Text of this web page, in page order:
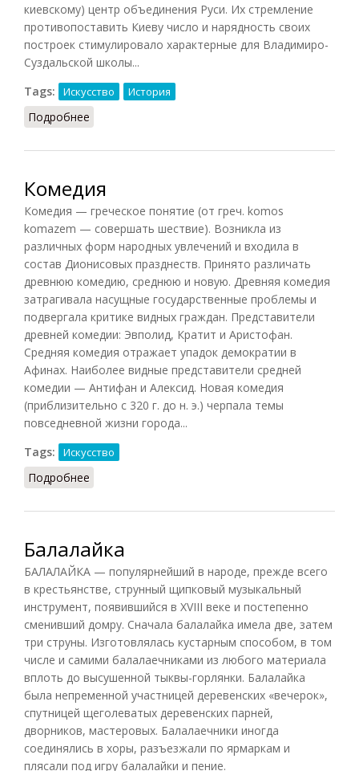
киевскому) центр объединения Руси. Их стремление
противопоставить Киеву число и нарядность своих
построек стимулировало характерные для Владимиро-
Суздальской школы...
Tags:
Искусство История
Подробнее
Комедия
Комедия — греческое понятие (от греч. komos
komazem — совершать шествие). Возникла из
различных форм народных увлечений и входила в
состав Дионисовых празднеств. Принято различать
древнюю комедию, среднюю и новую. Древняя комедия
затрагивала насущные государственные проблемы и
подвергала критике видных граждан. Представители
древней комедии: Эвполид, Кратит и Аристофан.
Средняя комедия отражает упадок демократии в
Афинах. Наиболее видные представители средней
комедии — Антифан и Алексид. Новая комедия
(приблизительно с 320 г. до н. э.) черпала темы
повседневной жизни города...
Tags:
Искусство
Подробнее
Балалайка
БАЛАЛАЙКА — популярнейший в народе, прежде всего
в крестьянстве, струнный щипковый музыкальный
инструмент, появившийся в XVIII веке и постепенно
сменивший домру. Сначала балалайка имела две, затем
три струны. Изготовлялась кустарным способом, в том
числе и самими балалаечниками из любого материала
вплоть до высушенной тыквы-горлянки. Балалайка
была непременной участницей деревенских «вечерок»,
спутницей щеголеватых деревенских парней,
дворников, мастеровых. Балалаечники иногда
соединялись в хоры, разъезжали по ярмаркам и
плясали под игру балалайки и пение.